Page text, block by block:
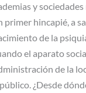
y
primer hincapié, a
de la
el aparato
de la
¿Desde